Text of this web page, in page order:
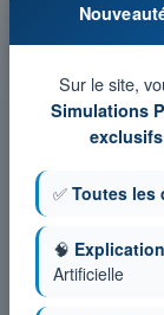
Examen en
Sur le site,
Simulations
exclusifs
✅ Toutes les
🧠
Artificielle